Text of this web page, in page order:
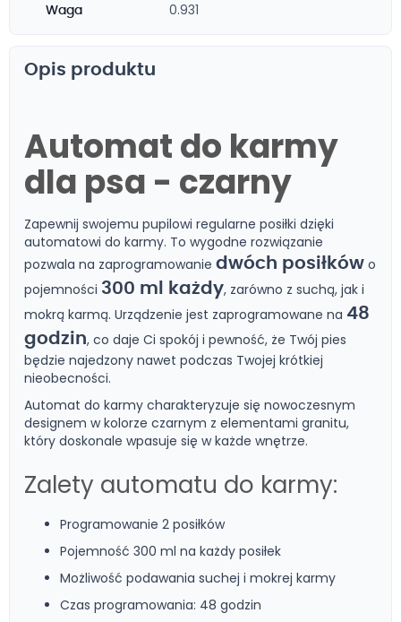
Waga 0.931
Opis produktu
Automat do karmy
dla psa - czarny
Zapewnij swojemu pupilowi regularne posiłki dzięki
automatowi do karmy. To wygodne rozwiązanie
pozwala na zaprogramowanie dwóch posiłków o
pojemności 300 ml każdy, zarówno z suchą, jak i
mokrą karmą. Urządzenie jest zaprogramowane na 48
godzin, co daje Ci spokój i pewność, że Twój pies
będzie najedzony nawet podczas Twojej krótkiej
nieobecności.
Automat do karmy charakteryzuje się nowoczesnym
designem w kolorze czarnym z elementami granitu,
który doskonale wpasuje się w każde wnętrze.
Zalety automatu do karmy:
Programowanie 2 posiłków
Pojemność 300 ml na każdy posiłek
Możliwość podawania suchej i mokrej karmy
Czas programowania: 48 godzin